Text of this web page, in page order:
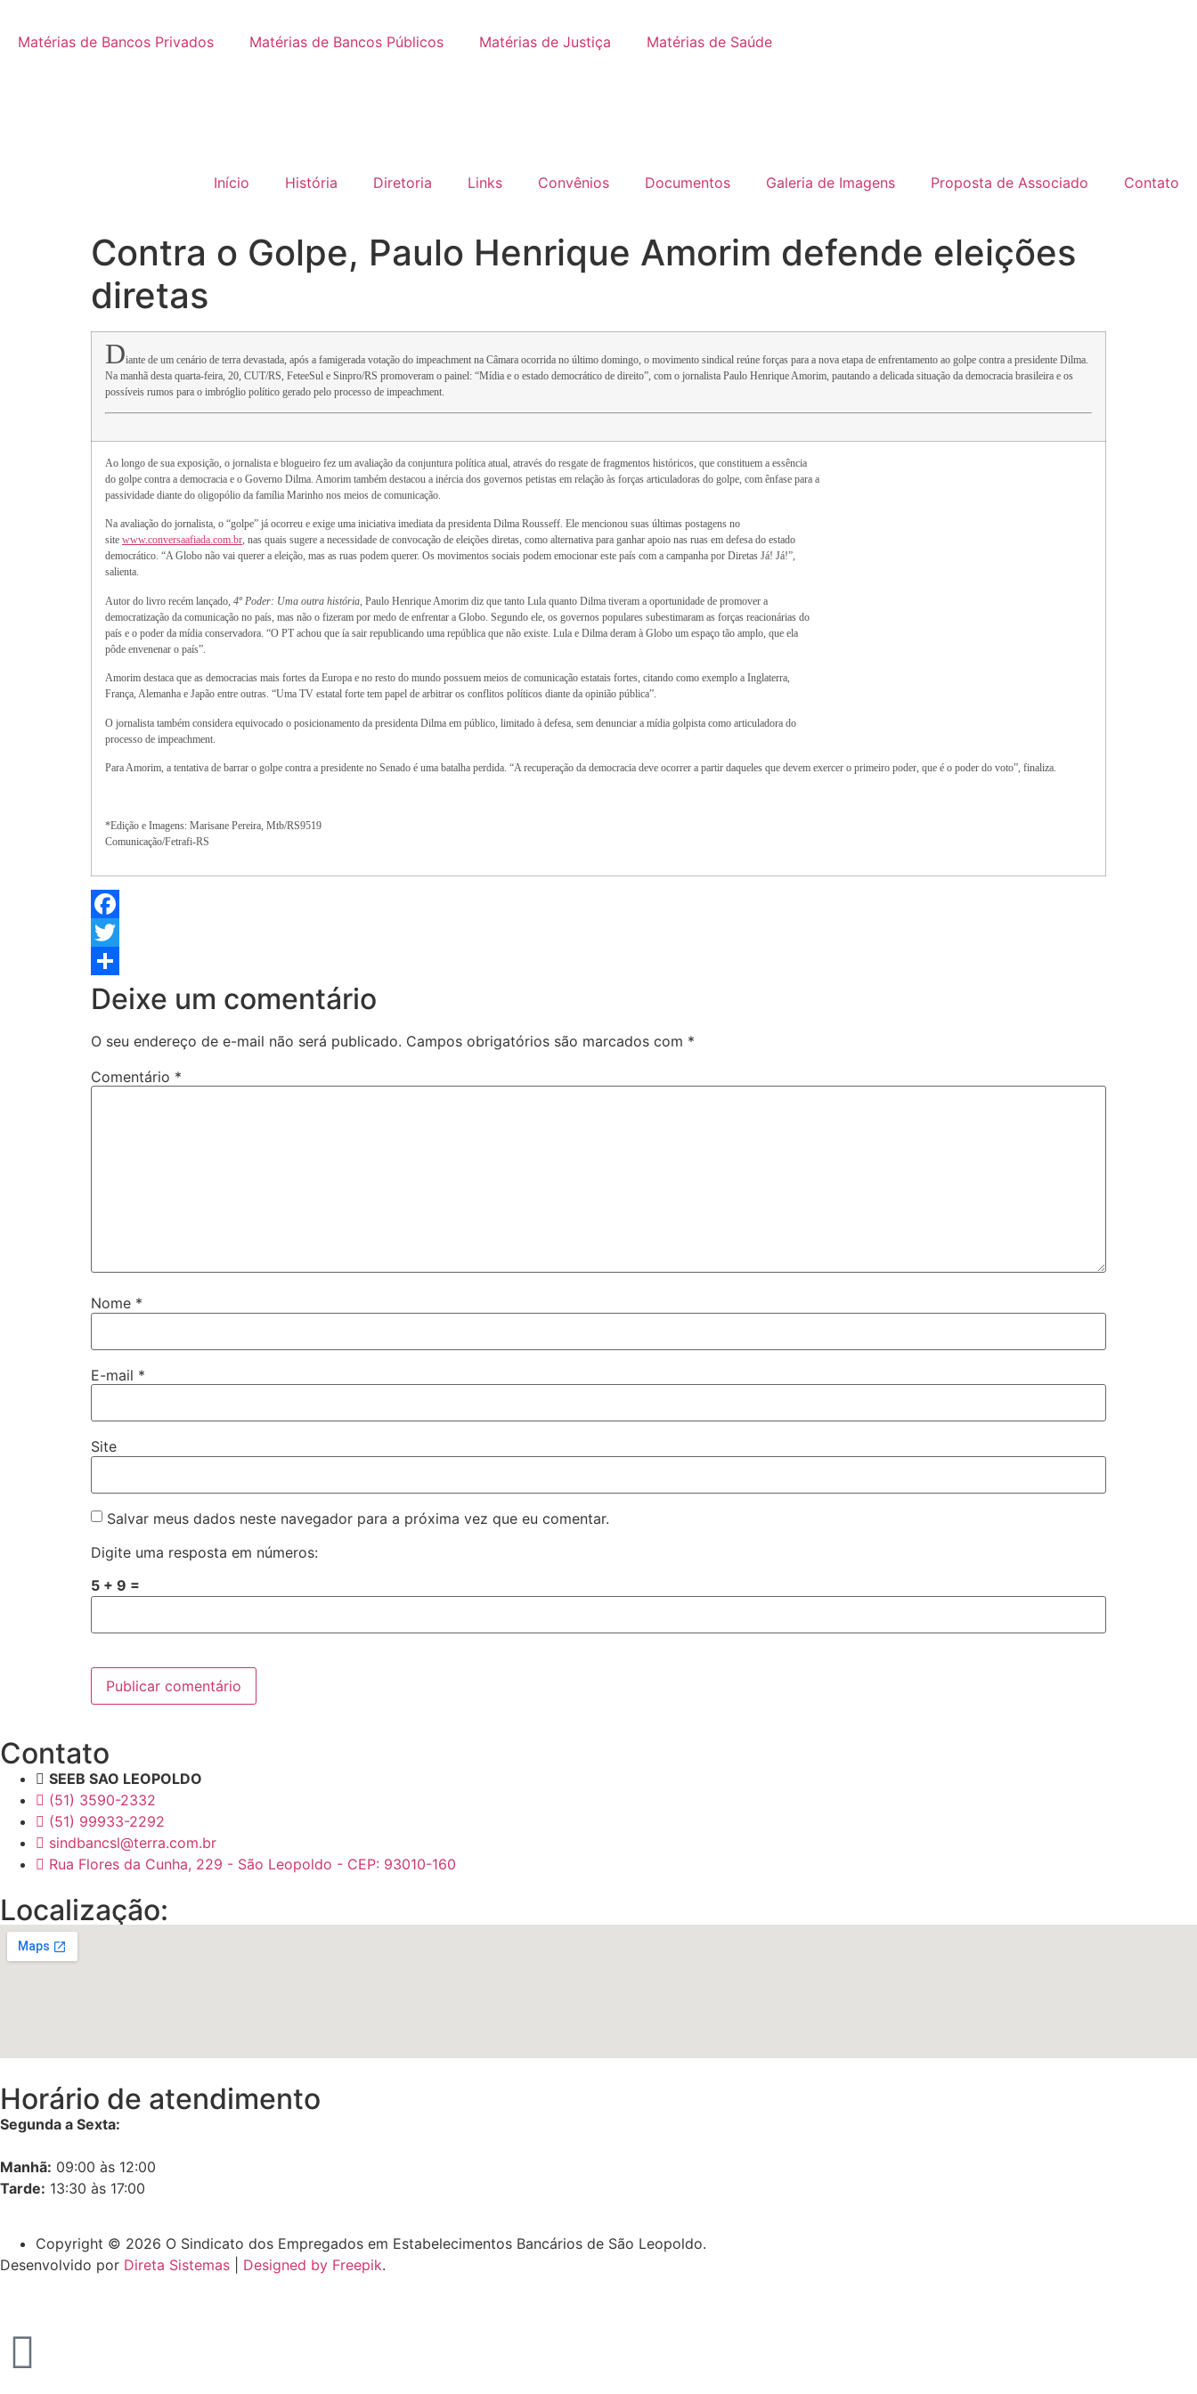
Matérias de Bancos Privados Matérias de Bancos Públicos Matérias de Justiça Matérias de Saúde
Início História Diretoria Links Convênios Documentos Galeria de Imagens Proposta de Associado Contato
Contra o Golpe, Paulo Henrique Amorim defende eleições
diretas
Diante de um cenário de terra devastada, após a famigerada votação do impeachment na Câmara ocorrida no último domingo, o movimento sindical reúne forças para a nova etapa de enfrentamento ao golpe contra a presidente Dilma.
Na manhã desta quarta-feira, 20, CUT/RS, FeteeSul e Sinpro/RS promoveram o painel: “Mídia e o estado democrático de direito”, com o jornalista Paulo Henrique Amorim, pautando a delicada situação da democracia brasileira e os
possíveis rumos para o imbróglio político gerado pelo processo de impeachment.
Ao longo de sua exposição, o jornalista e blogueiro fez um avaliação da conjuntura política atual, através do resgate de fragmentos históricos, que constituem a essência
do golpe contra a democracia e o Governo Dilma. Amorim também destacou a inércia dos governos petistas em relação às forças articuladoras do golpe, com ênfase para a
passividade diante do oligopólio da família Marinho nos meios de comunicação.
Na avaliação do jornalista, o “golpe” já ocorreu e exige uma iniciativa imediata da presidenta Dilma Rousseff. Ele mencionou suas últimas postagens no
site www.conversaafiada.com.br, nas quais sugere a necessidade de convocação de eleições diretas, como alternativa para ganhar apoio nas ruas em defesa do estado
democrático. “A Globo não vai querer a eleição, mas as ruas podem querer. Os movimentos sociais podem emocionar este país com a campanha por Diretas Já! Já!”,
salienta.
Autor do livro recém lançado, 4º Poder: Uma outra história , Paulo Henrique Amorim diz que tanto Lula quanto Dilma tiveram a oportunidade de promover a
democratização da comunicação no país, mas não o fizeram por medo de enfrentar a Globo. Segundo ele, os governos populares subestimaram as forças reacionárias do
país e o poder da mídia conservadora. “O PT achou que ía sair republicando uma república que não existe. Lula e Dilma deram à Globo um espaço tão amplo, que ela
pôde envenenar o país”.
Amorim destaca que as democracias mais fortes da Europa e no resto do mundo possuem meios de comunicação estatais fortes, citando como exemplo a Inglaterra,
França, Alemanha e Japão entre outras. “Uma TV estatal forte tem papel de arbitrar os conflitos políticos diante da opinião pública”.
O jornalista também considera equivocado o posicionamento da presidenta Dilma em público, limitado à defesa, sem denunciar a mídia golpista como articuladora do
processo de impeachment.
Para Amorim, a tentativa de barrar o golpe contra a presidente no Senado é uma batalha perdida. “A recuperação da democracia deve ocorrer a partir daqueles que devem exercer o primeiro poder, que é o poder do voto”, finaliza.
*Edição e Imagens: Marisane Pereira, Mtb/RS9519
Comunicação/Fetrafi-RS
Facebook
Twitter
Share
Deixe um comentário
O seu endereço de e-mail não será publicado. Campos obrigatórios são marcados com *
Comentário *
Nome *
E-mail *
Site
Salvar meus dados neste navegador para a próxima vez que eu comentar.
Digite uma resposta em números:
5 + 9 =
Contato
SEEB SAO LEOPOLDO
(51) 3590-2332
(51) 99933-2292
sindbancsl@terra.com.br
Rua Flores da Cunha, 229 - São Leopoldo - CEP: 93010-160
Localização:
Horário de atendimento
Segunda a Sexta:
Manhã: 09:00 às 12:00
Tarde: 13:30 às 17:00
Copyright © 2026 O Sindicato dos Empregados em Estabelecimentos Bancários de São Leopoldo.
Desenvolvido por Direta Sistemas Designed by Freepik.